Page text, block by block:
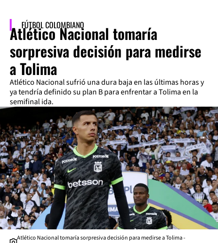
FÚTBOL COLOMBIANO
Atlético Nacional tomaría
sorpresiva decisión para medirse
a Tolima
Atlético Nacional sufrió una dura baja en las últimas horas y
ya tendría definido su plan B para enfrentar a Tolima en la
semifinal ida.
Atlético Nacional tomaría sorpresiva decisión para medirse a Tolima -